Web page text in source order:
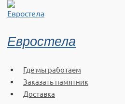
Перейти
Евростела
Где мы работаем
Заказать памятник
Доставка